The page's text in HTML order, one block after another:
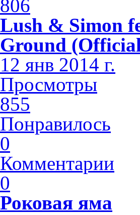
806
Lush & Simon
Ground
12 янв 2014 г.
Просмотры
855
Понравилось
0
Комментарии
0
Роковая яма